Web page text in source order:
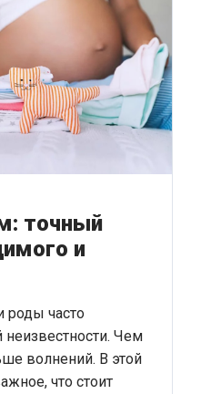
точный
и
роды часто
неизвестности. Чем
волнений. В этой
что стоит